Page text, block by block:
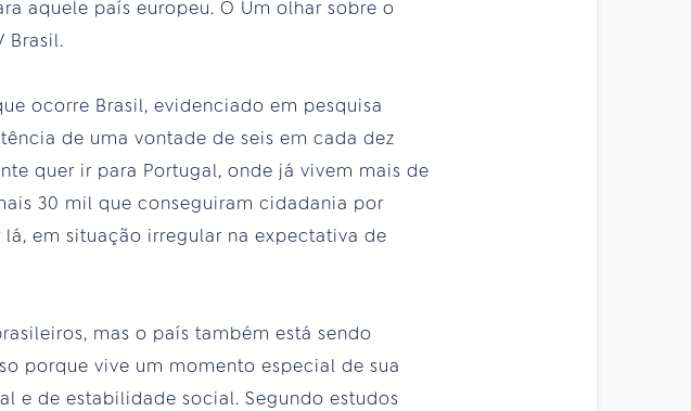
aquele país europeu. O Um olhar sobre o
Brasil.
ocorre Brasil, evidenciado em pesquisa
de uma vontade de seis em cada dez
quer ir para Portugal, onde já vivem mais de
30 mil que conseguiram cidadania por
em situação irregular na expectativa de
mas o país também está sendo
porque vive um momento especial de sua
e de estabilidade social. Segundo estudos